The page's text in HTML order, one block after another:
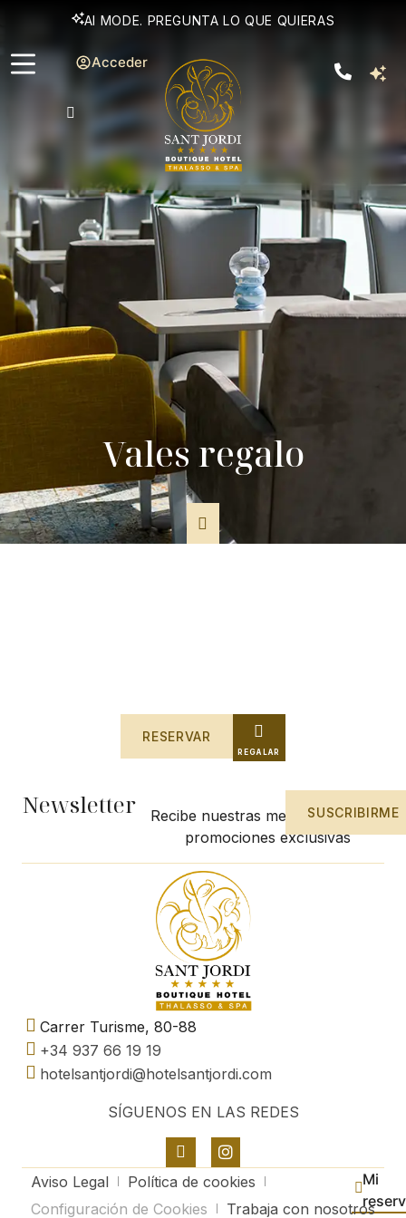
AI MODE. PREGUNTA LO QUE QUIERAS
Acceder
Vales regalo
RESERVAR
REGALAR
Newsletter
Recibe nuestras mejores ofertas y
promociones exclusivas
SUSCRIBIRME
Carrer Turisme, 80-88
+34 937 66 19 19
hotelsantjordi@hotelsantjordi.com
SÍGUENOS EN LAS REDES
Aviso Legal
Política de cookies
Configuración de Cookies
Trabaja con nosotros
Mi